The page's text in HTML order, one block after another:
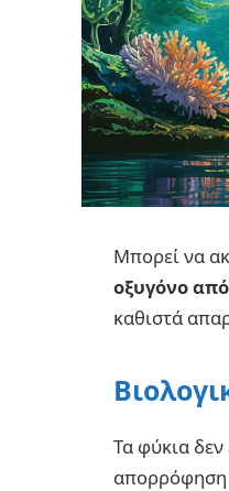
Μπορεί να
οξυγόνο
καθιστά
Τα φύκια